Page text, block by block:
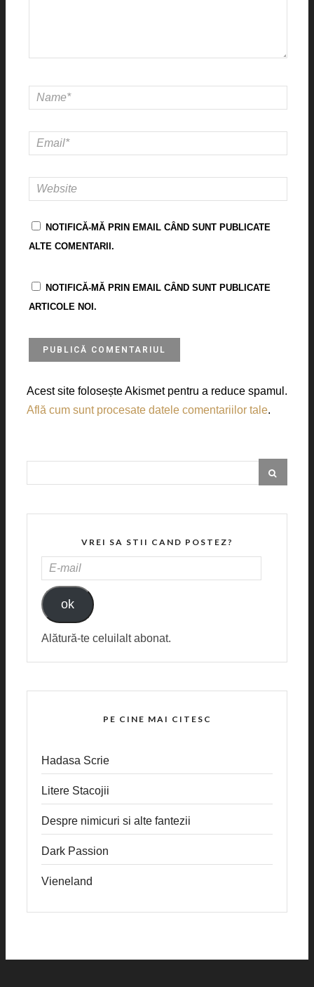
NOTIFICĂ-MĂ PRIN EMAIL CÂND SUNT PUBLICATE
ALTE COMENTARII.
NOTIFICĂ-MĂ PRIN EMAIL CÂND SUNT PUBLICATE
ARTICOLE NOI.
Acest site folosește Akismet pentru a reduce spamul.
Află cum sunt procesate datele comentariilor tale.
VREI SA STII CAND POSTEZ?
MAIL
ok
Alătură-te celuilalt abonat.
PE CINE MAI CITESC
Hadasa Scrie
Litere Stacojii
Despre nimicuri si alte fantezii
Dark Passion
Vieneland